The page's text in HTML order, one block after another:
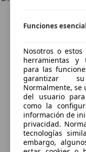
Funciones
Nosotros o
herramientas y
para las
garantizar
Normalmente, se
del usuario
como la
información de
privacidad.
tecnologías
embargo,